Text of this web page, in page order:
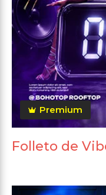
Premium
Folleto de